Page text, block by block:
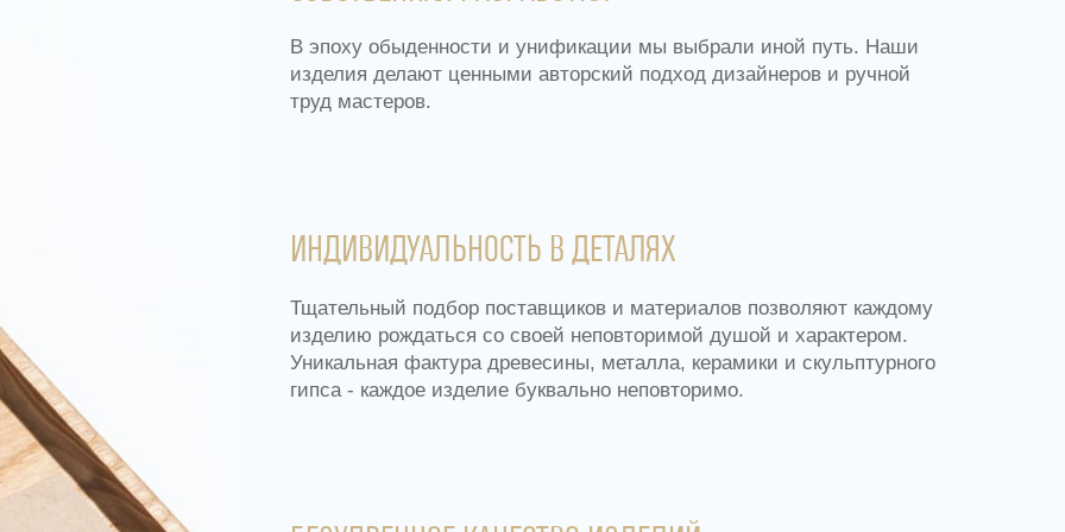
В эпоху обыденности и унификации мы выбрали иной путь. Наши
изделия делают ценными авторский подход дизайнеров и ручной
труд мастеров.
Тщательный подбор поставщиков и материалов позволяют каждому
изделию рождаться со своей неповторимой душой и характером.
Уникальная фактура древесины, металла, керамики и скульптурного
гипса - каждое изделие буквально неповторимо.
ИНДИВИДУАЛЬНОСТЬ В ДЕТАЛЯХ